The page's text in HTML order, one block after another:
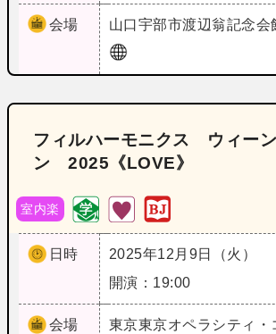
会場 山口宇部市渡辺翁記念会
フィルハーモニクス ウィー
ン 2025《LOVE》
室内楽
日時
2025年12月9日（火）
開演：19:00
会場 東京東京オペラシティ・